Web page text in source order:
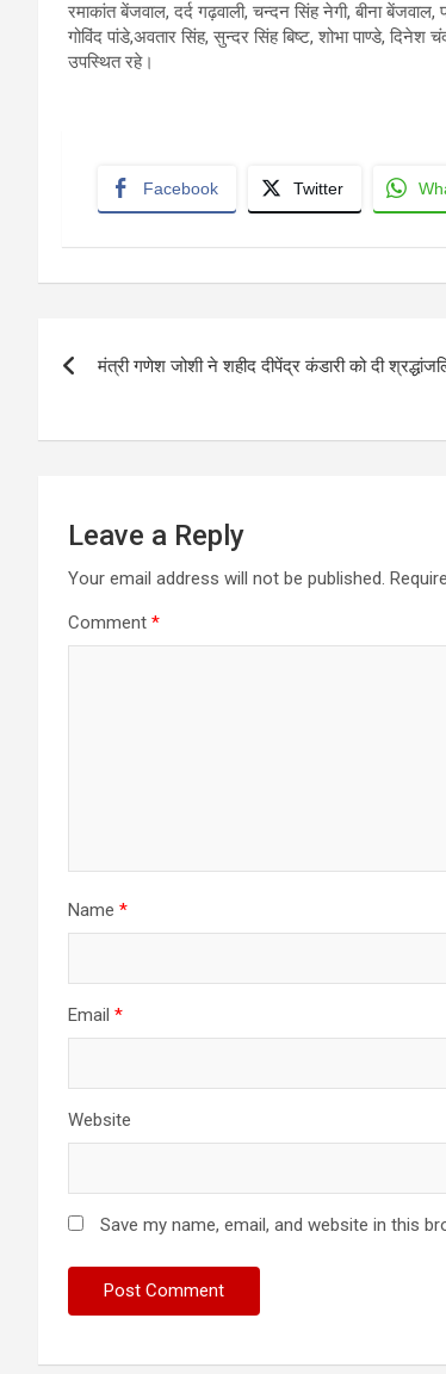
रमाकांत बेंजवाल, दर्द गढ़वाली, चन्दन सिंह नेगी, बीना
गोविंद पांडे,अवतार सिंह, सुन्दर सिंह बिष्ट, शोभा पाण्डे,
उपस्थित रहे।
Facebook Twitter
navigation
मंत्री गणेश जोशी ने शहीद दीपेंद्र कंडारी को दी
Leave a Reply
Your email address will not be published.
Comment *
Name *
Email *
Website
Save my name, email, and website in this